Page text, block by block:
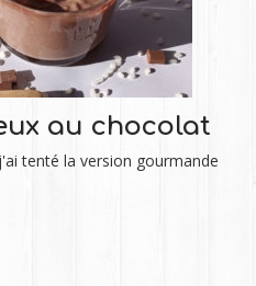
au chocolat
tenté la version gourmande